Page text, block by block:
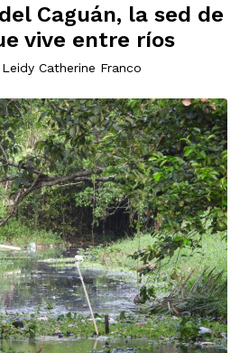
Caguán, la sed de
vive entre ríos
Leidy Catherine Franco